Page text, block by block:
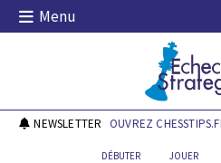
Skip
Menu
Echecs & Stratégie
NEWSLETTERDÉCOUVREZ
DÉBUTER JOUER